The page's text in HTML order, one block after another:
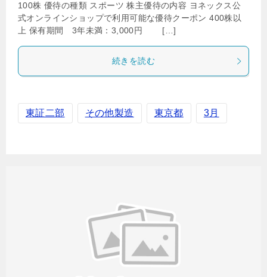
100株 優待の種類 スポーツ 株主優待の内容 ヨネックス公
式オンラインショップで利用可能な優待クーポン 400株以
上 保有期間 3年未満：3,000円 […]
続きを読む
東証二部 その他製造 東京都 3月